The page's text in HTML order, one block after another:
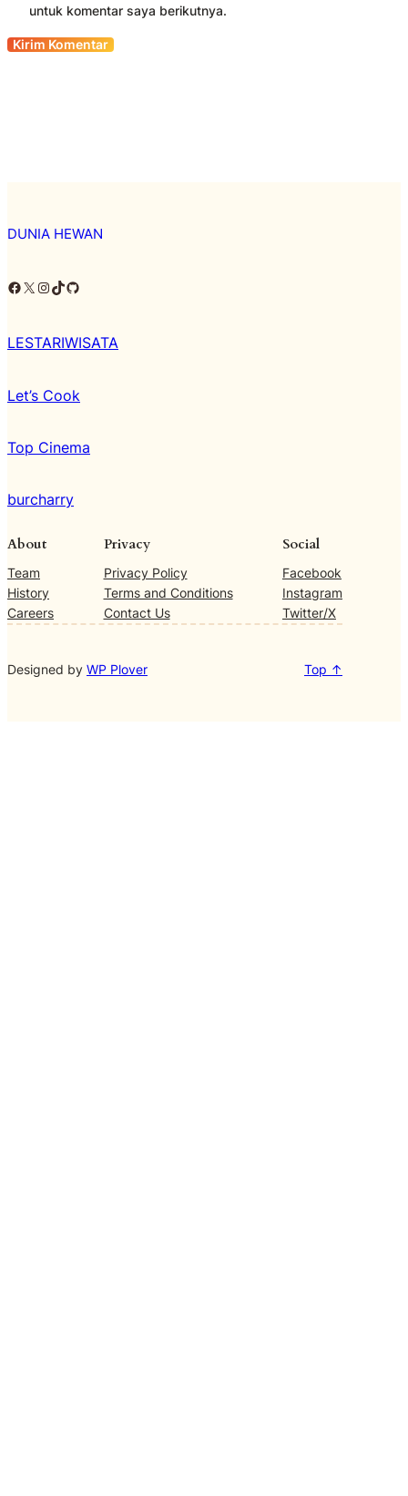
untuk komentar saya berikutnya.
DUNIA HEWAN
Facebook X Instagram TikTok Github
LESTARIWISATA
Let’s Cook
Top Cinema
burcharry
About
Team
History
Careers
Privacy
Privacy Policy
Terms and Conditions
Contact Us
Social
Facebook
Instagram
Twitter/X
Designed by WP Plover Top ↑